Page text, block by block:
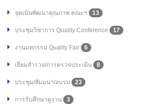
จุดเน้นพัฒนาคุณภาพ คณะฯ 13
ประชุมวิชาการ Quality Conference 17
งานมหกรรม Quality Fair 6
เยี่ยมสำรวจ/การตรวจประเมิน 8
ประชุม/สัมมนา/อบรม 23
การรับศึกษาดูงาน 3